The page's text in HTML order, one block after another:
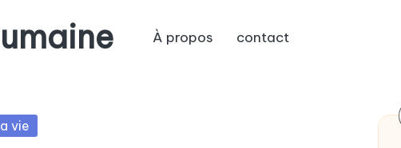
À propos contact
vie